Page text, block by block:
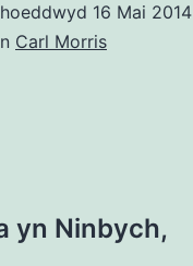
16 Mai 2014
Carl Morris
yn Ninbych,